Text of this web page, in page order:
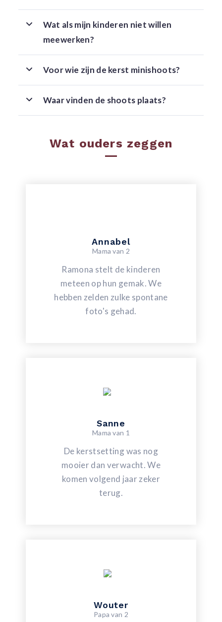
Wat als mijn kinderen niet willen
meewerken?
Voor wie zijn de kerst minishoots?
Waar vinden de shoots plaats?
Wat ouders zeggen
Annabel
Mama van 2
Ramona stelt de kinderen
meteen op hun gemak. We
hebben zelden zulke spontane
foto's gehad.
Sanne
Mama van 1
De kerstsetting was nog
mooier dan verwacht. We
komen volgend jaar zeker
terug.
Wouter
Papa van 2